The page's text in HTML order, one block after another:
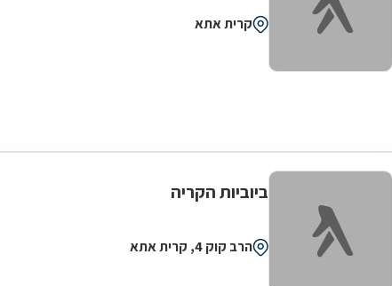
קרית אתא
ביוביות הקריה
הרב קוק 4, קרית אתא